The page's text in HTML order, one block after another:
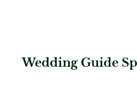
Wedding Guide